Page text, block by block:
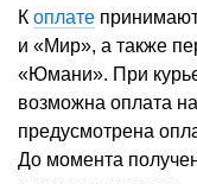
К оплате
и «Мир», а также
«Юмани». При
возможна оплата
предусмотрена
До момента